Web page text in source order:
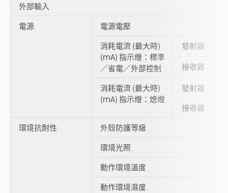
外部輸入
電源
電源電壓
消耗電流 (最大時)
(ｍA) 指示燈：標準
／省電／外部控制
發射器
接收器
消耗電流 (最大時)
(ｍA) 指示燈：熄燈
發射器
接收器
環境抗耐性
外殼防護等級
環境光照
動作環境溫度
動作環境濕度